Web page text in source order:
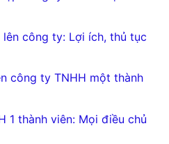
công ty: Lợi ích, thủ tục
công ty TNHH một thành
1 thành viên: Mọi điều chủ